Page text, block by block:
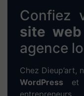
Confiez
site
agence
Chez Dieup’art,
WordPress et